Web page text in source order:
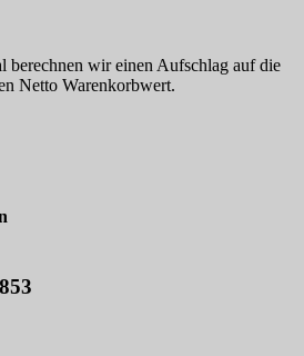
berechnen wir einen Aufschlag auf die
Netto Warenkorbwert.